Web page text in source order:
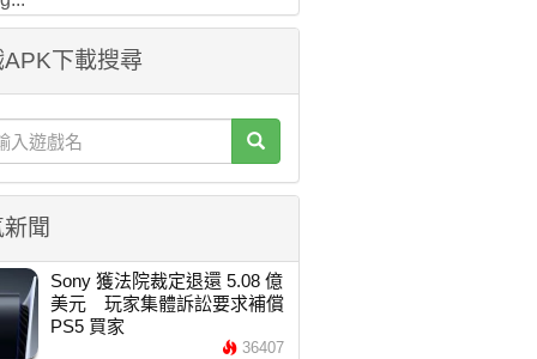
下載搜尋
聞
Sony 獲法院裁定退還 5.08 億
美元 玩家集體訴訟要求補償
PS5 買家
36407